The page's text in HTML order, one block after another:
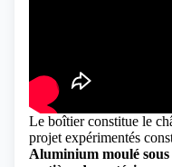
Le boîtier constitue le
projet expérimentés
Aluminium moulé sous